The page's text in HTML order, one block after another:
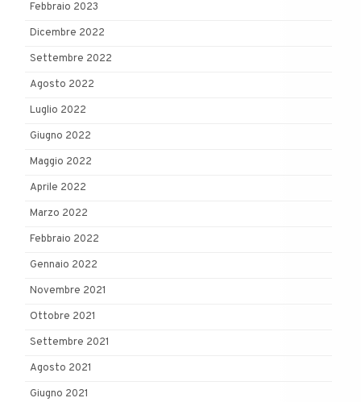
Febbraio 2023
Dicembre 2022
Settembre 2022
Agosto 2022
Luglio 2022
Giugno 2022
Maggio 2022
Aprile 2022
Marzo 2022
Febbraio 2022
Gennaio 2022
Novembre 2021
Ottobre 2021
Settembre 2021
Agosto 2021
Giugno 2021